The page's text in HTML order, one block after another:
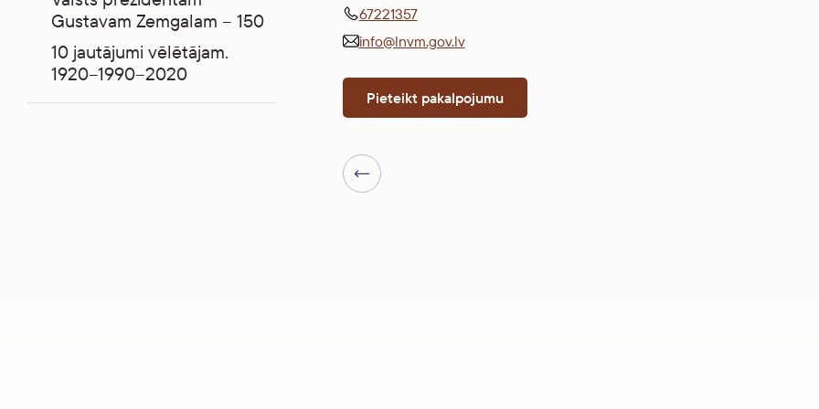
Gustavam Zemgalam – 150
10 jautājumi vēlētājam.
1920–1990–2020
67221357
info@lnvm.gov.lv
Pieteikt pakalpojumu
Iepriekšējā lapa